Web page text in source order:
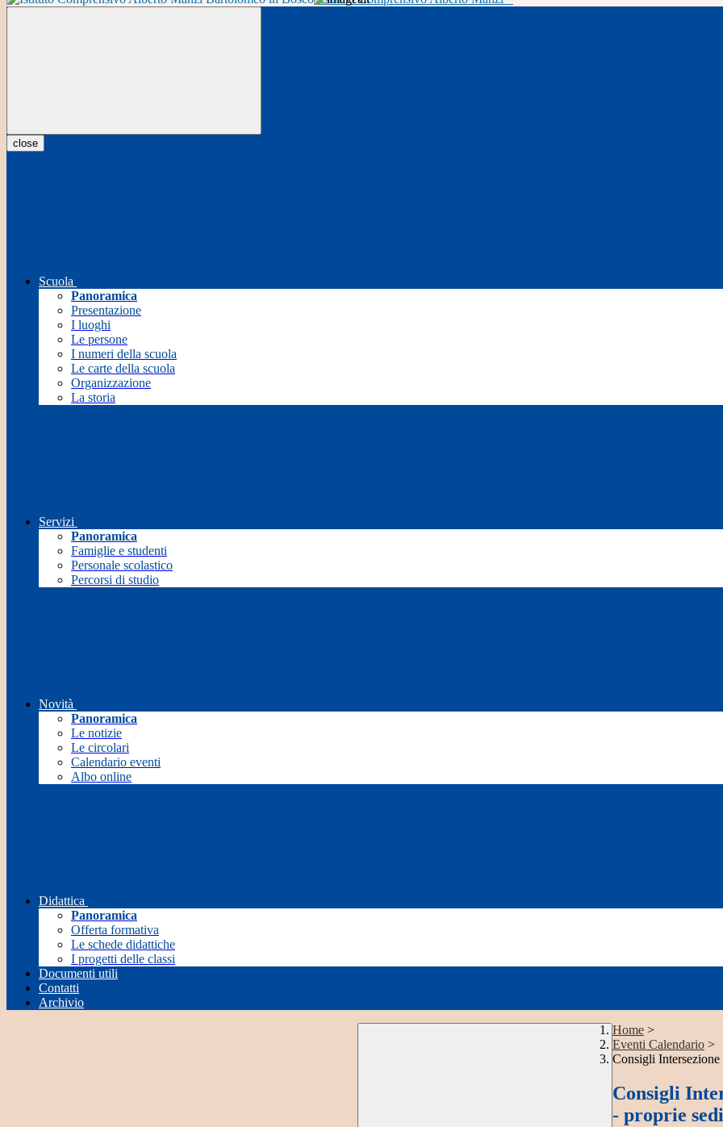
close
Scuola
Panoramica
Presentazione
I luoghi
Le persone
I numeri della scuola
Le carte della scuola
Organizzazione
La storia
Servizi
Panoramica
Famiglie e studenti
Personale scolastico
Percorsi di studio
Novità
Panoramica
Le notizie
Le circolari
Calendario eventi
Albo online
Didattica
Panoramica
Offerta formativa
Le schede didattiche
I progetti delle classi
Documenti utili
Contatti
Archivio
Home >
Eventi Calendario >
Consigli
Consigli
- proprie